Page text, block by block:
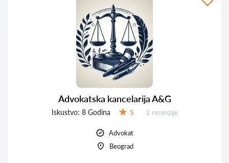
Advokatska kancelarija A&G
Iskustvo: 8 Godina 5 Recenzija:
2 recenzije
Advokat
Beograd